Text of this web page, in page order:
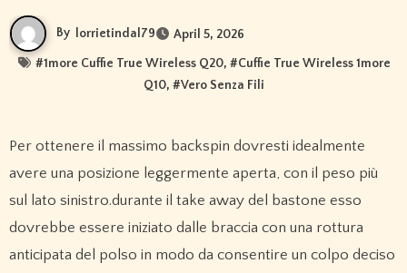
By lorrietindal79 April 5, 2026
#1more Cuffie True Wireless Q20, #Cuffie True Wireless 1more
Q10, #Vero Senza Fili
Per ottenere il massimo backspin dovresti idealmente
avere una posizione leggermente aperta, con il peso più
sul lato sinistro.durante il take away del bastone esso
dovrebbe essere iniziato dalle braccia con una rottura
anticipata del polso in modo da consentire un colpo deciso